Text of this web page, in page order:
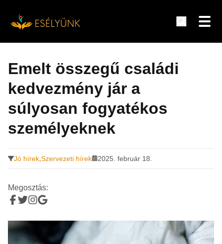
tartalomra
Emelt összegű családi
kedvezmény jár a
súlyosan fogyatékos
személyeknek
Jó hírek Szervezeti hírek 2025. február 18.
Megosztás: